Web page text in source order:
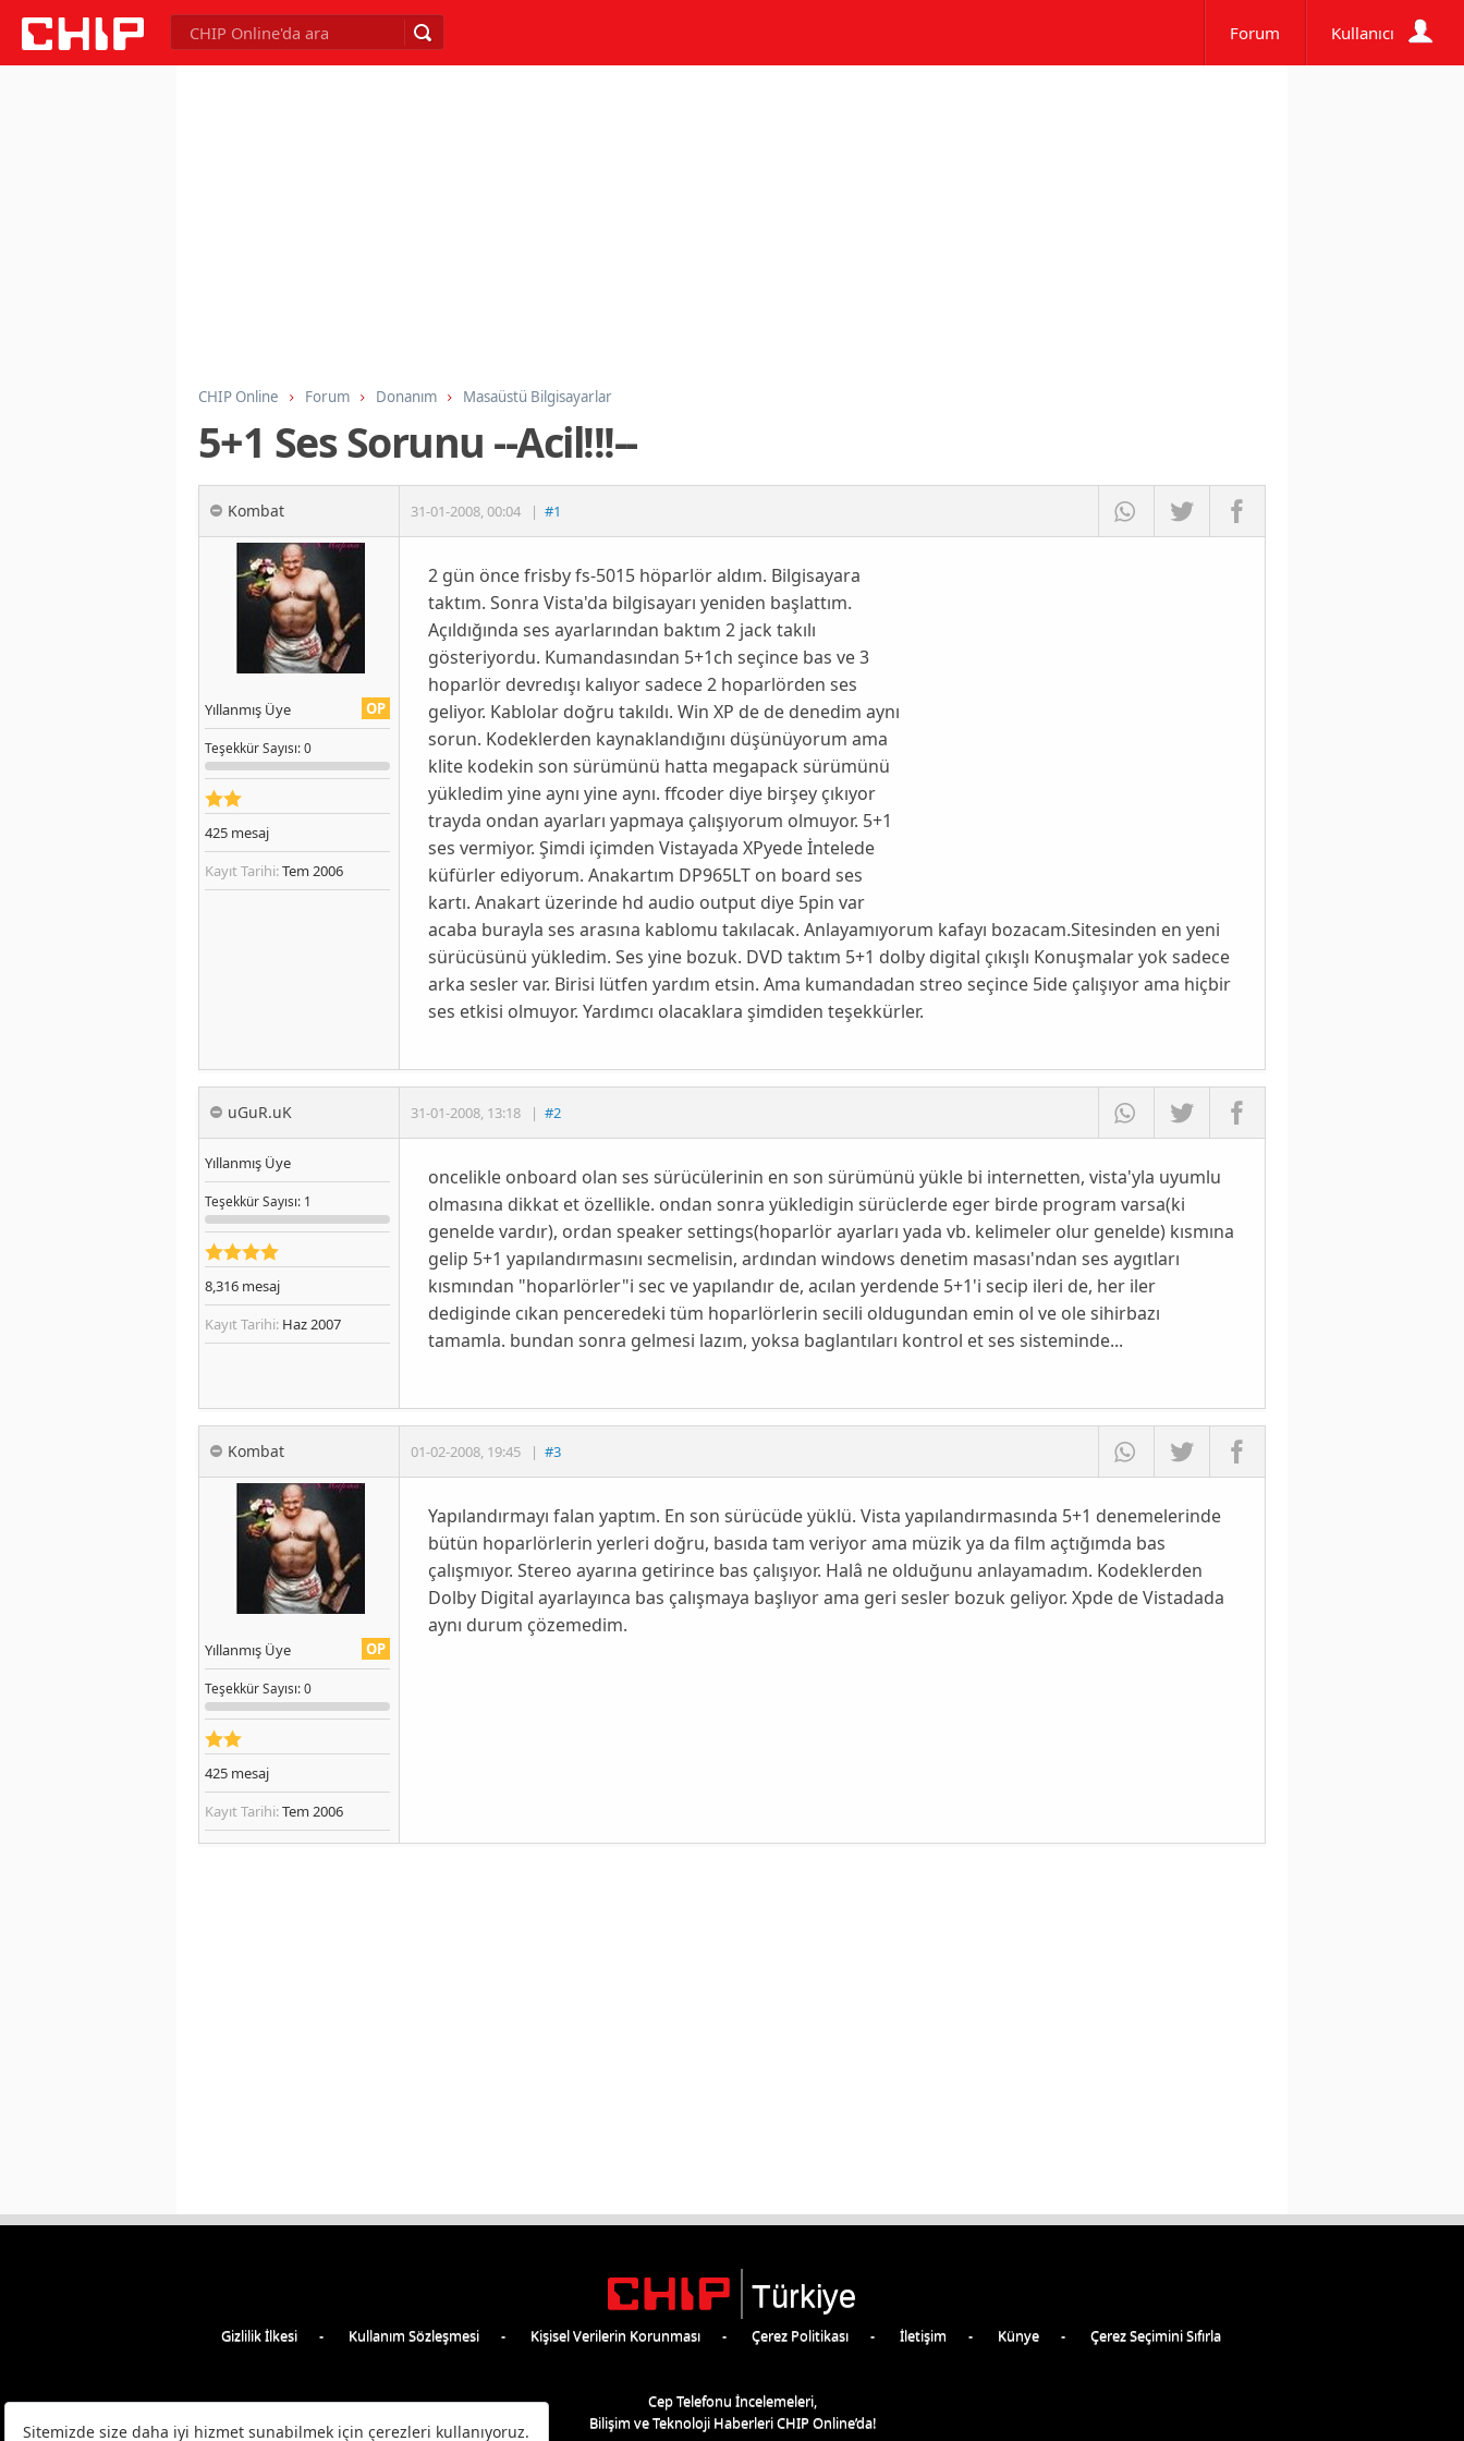
Forum Kullanıcı
CHIP Online Forum Donanım Masaüstü Bilgisayarlar
5+1 Ses Sorunu --Acil!!!--
Kombat 31-01-2008,00:04 | #1
OP
Yıllanmış Üye
TeşekkürSayısı: 0
425 mesaj
Kayıt Tarihi:Tem 2006
2 gün önce frisby fs-5015 höparlör aldım. Bilgisayara
taktım. Sonra Vista'da bilgisayarı yeniden başlattım.
Açıldığında ses ayarlarından baktım 2 jack takılı
gösteriyordu. Kumandasından 5+1ch seçince bas ve 3
hoparlör devredışı kalıyor sadece 2 hoparlörden ses
geliyor. Kablolar doğru takıldı. Win XP de de denedim aynı
sorun. Kodeklerden kaynaklandığını düşünüyorum ama
klite kodekin son sürümünü hatta megapack sürümünü
yükledim yine aynı yine aynı. ffcoder diye birşey çıkıyor
trayda ondan ayarları yapmaya çalışıyorum olmuyor. 5+1
ses vermiyor. Şimdi içimden Vistayada XPyede İntelede
küfürler ediyorum. Anakartım DP965LT on board ses
kartı. Anakart üzerinde hd audio output diye 5pin var
acaba burayla ses arasına kablomu takılacak. Anlayamıyorum kafayı bozacam.Sitesinden en yeni
sürücüsünü yükledim. Ses yine bozuk. DVD taktım 5+1 dolby digital çıkışlı Konuşmalar yok sadece
arka sesler var. Birisi lütfen yardım etsin. Ama kumandadan streo seçince 5ide çalışıyor ama hiçbir
ses etkisi olmuyor. Yardımcı olacaklara şimdiden teşekkürler.
uGuR.uK 31-01-2008, 13:18 | #2
Yıllanmış Üye
TeşekkürSayısı: 1
8,316 mesaj
Kayıt Tarihi: Haz 2007
oncelikle onboard olan ses sürücülerinin en son sürümünü yükle bi internetten, vista'yla uyumlu
olmasına dikkat et özellikle. ondan sonra yükledigin sürüclerde eger birde program varsa(ki
genelde vardır), ordan speaker settings(hoparlör ayarları yada vb. kelimeler olur genelde) kısmına
gelip 5+1 yapılandırmasını secmelisin, ardından windows denetim masası'ndan ses aygıtları
kısmından "hoparlörler"i sec ve yapılandır de, acılan yerdende 5+1'i secip ileri de, her iler
dediginde cıkan penceredeki tüm hoparlörlerin secili oldugundan emin ol ve ole sihirbazı
tamamla. bundan sonra gelmesi lazım, yoksa baglantıları kontrol et ses sisteminde...
Kombat 01-02-2008, 19:45 | #3
OP
Yıllanmış Üye
TeşekkürSayısı: 0
425 mesaj
Kayıt Tarihi:Tem 2006
Yapılandırmayı falan yaptım. En son sürücüde yüklü. Vista yapılandırmasında 5+1 denemelerinde
bütün hoparlörlerin yerleri doğru, basıda tam veriyor ama müzik ya da film açtığımda bas
çalışmıyor. Stereo ayarına getirince bas çalışıyor. Halâ ne olduğunu anlayamadım. Kodeklerden
Dolby Digital ayarlayınca bas çalışmaya başlıyor ama geri sesler bozuk geliyor. Xpde de Vistadada
aynı durum çözemedim.
Türkiye
Gizlilik İlkesi Kullanım Sözleşmesi Kişisel Verilerin Korunması Çerez Politikası İletişim Künye Çerez Seçimini Sıfırla
Cep Telefonu İncelemeleri,
Bilişim ve Teknoloji Haberleri CHIP Online’da!